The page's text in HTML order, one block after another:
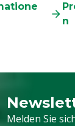
n
Melden Sie
Melden